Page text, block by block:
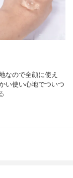
なので全顔に使え
い使い心地でついつ